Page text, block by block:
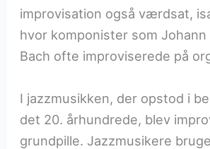
improvisation også værdsat,
hvor komponister som Johann
Bach ofte improviserede på
I jazzmusikken, der opstod i
det 20. århundrede, blev
grundpille. Jazzmusikere